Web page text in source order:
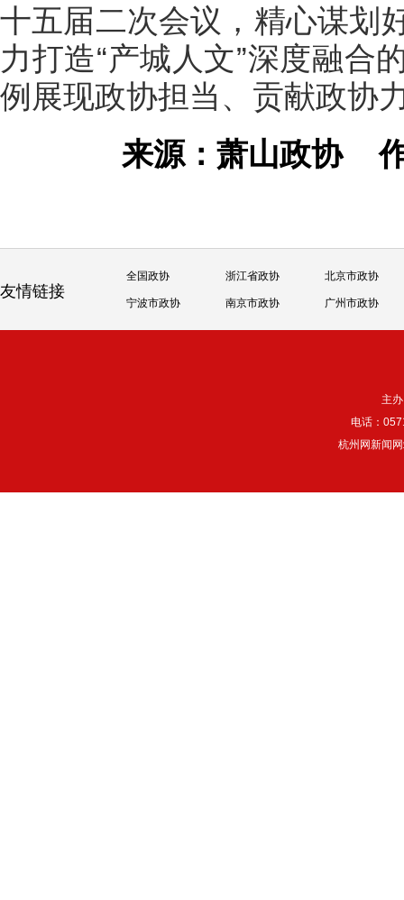
十五届二次会议，精心谋划
力打造“产城人文”深度融合
例展现政协担当、贡献政协
来源：萧山政协
友情链接
全国政协 浙江省政协 北京市政协
宁波市政协 南京市政协 广州市政协
主
电话：
杭州网新闻